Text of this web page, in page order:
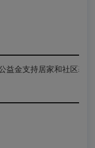
益金支持居家和社区基